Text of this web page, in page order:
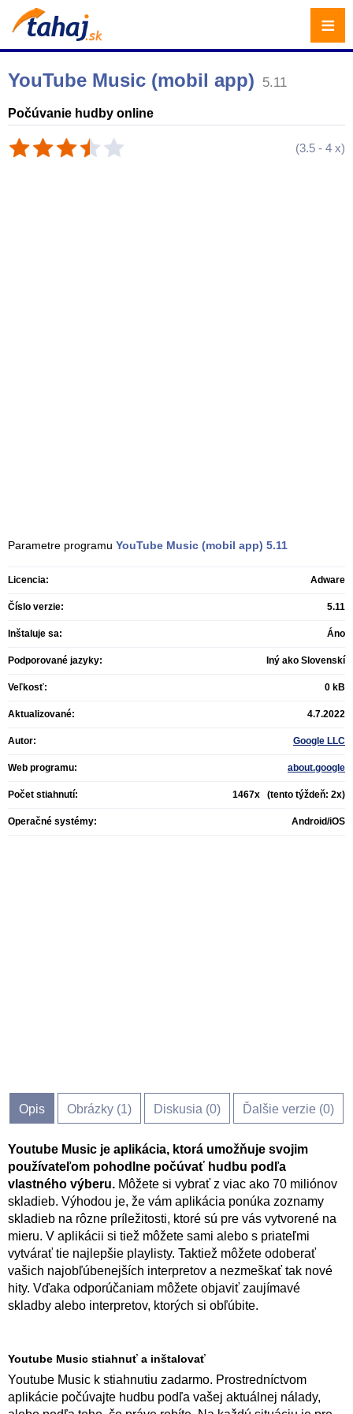
YouTube Music (mobil app) 5.11
Počúvanie hudby online
(3.5 - 4 x)
Parametre programu YouTube Music (mobil app) 5.11
Licencia: Adware
Číslo verzie: 5.11
Inštaluje sa: Áno
Podporované jazyky: Iný ako Slovenskí
Veľkosť: 0 kB
Aktualizované: 4.7.2022
Autor: Google LLC
Web programu: about.google
Počet stiahnutí: 1467x (tento týždeň: 2x)
Operačné systémy: Android/iOS
Opis Obrázky (1) Diskusia (0) Ďalšie verzie (0)
Youtube Music je aplikácia, ktorá umožňuje svojim
používateľom pohodlne počúvať hudbu podľa
vlastného výberu. Môžete si vybrať z viac ako 70 miliónov
skladieb. Výhodou je, že vám aplikácia ponúka zoznamy
skladieb na rôzne príležitosti, ktoré sú pre vás vytvorené na
mieru. V aplikácii si tiež môžete sami alebo s priateľmi
vytvárať tie najlepšie playlisty. Taktiež môžete odoberať
vašich najobľúbenejších interpretov a nezmeškať tak nové
hity. Vďaka odporúčaniam môžete objaviť zaujímavé
skladby alebo interpretov, ktorých si obľúbite.
Youtube Music stiahnuť a inštalovať
Youtube Music k stiahnutiu zadarmo. Prostredníctvom
aplikácie počúvajte hudbu podľa vašej aktuálnej nálady,
≡